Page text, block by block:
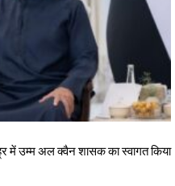
में उम्म अल क्वैन शासक का स्वागत किया